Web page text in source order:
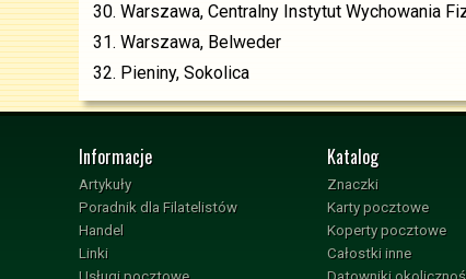
30. Warszawa, Centralny Instytut Wychowania
31. Warszawa, Belweder
32. Pieniny, Sokolica
Informacje
Artykuły
Poradnik dla Filatelistów
Handel
Linki
Katalog
Znaczki
Karty pocztowe
Koperty pocztowe
Całostki inne